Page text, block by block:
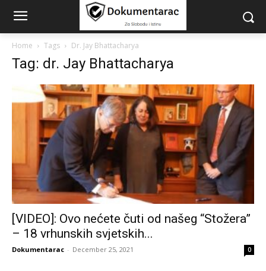
Home Tags Dr. Jay Bhattacharya
Tag: dr. Jay Bhattacharya
[VIDEO]: Ovo nećete čuti od našeg “Stožera”
– 18 vrhunskih svjetskih...
Dokumentarac - December 25, 2021 0